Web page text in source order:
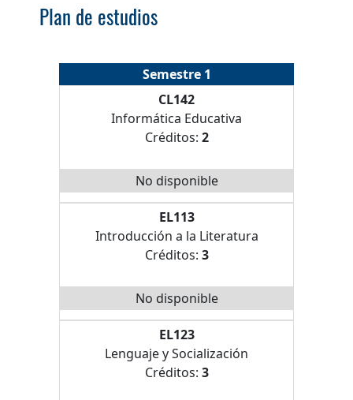
Plan de estudios
Semestre 1
CL142
Informática Educativa
Créditos: 2
No disponible
EL113
Introducción a la Literatura
Créditos: 3
No disponible
EL123
Lenguaje y Socialización
Créditos: 3